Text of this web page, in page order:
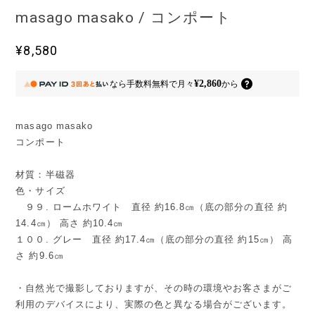
masago masako / コンポート
¥8,580
なら手数料無料で月々¥2,860から
masago masako
コンポート
材質：半磁器
色・サイズ
９９. ロームホワイト 直径 約16.8㎝（底の部分の直径 約
14.4㎝） 高さ 約10.4㎝
１００. グレー 直径 約17.4㎝（底の部分の直径 約15㎝） 高
さ 約9.6㎝
・自然光で撮影しておりますが、その時の環境やお客さまがご
利用のデバイスにより、実際の色と異なる場合がございます。